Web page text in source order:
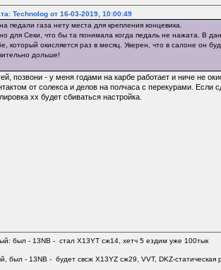
Technolog от 16-03-2019, 10:00:49
педали газа нету места для крепления концевика.
для Секи, что бы та понимала когда педаль не нажата. В
который окисляется раз в месяц. Уверен, что в салоне он
дольше!
позвони - у меня годами на карбе работает и ниче не
от солекса и делов на полчаса с перекурами. Если
хх будет сбиваться настройка.
был - 13NB - стал Х13YT сж14, хетч 5 ездим уже 100тык
был - 13NB - будет свсж Х13YZ сж29, VVT, DKZ-статическая